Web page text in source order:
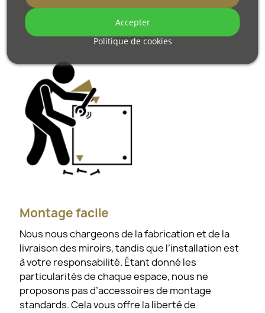
Découvrez comment nous emballons nos
miroirs.
Montage facile
Nous nous chargeons de la fabrication et de la
livraison des miroirs, tandis que l’installation est
à votre responsabilité. Étant donné les
particularités de chaque espace, nous ne
proposons pas d’accessoires de montage
standards. Cela vous offre la liberté de
Politique de cookies
Accepter